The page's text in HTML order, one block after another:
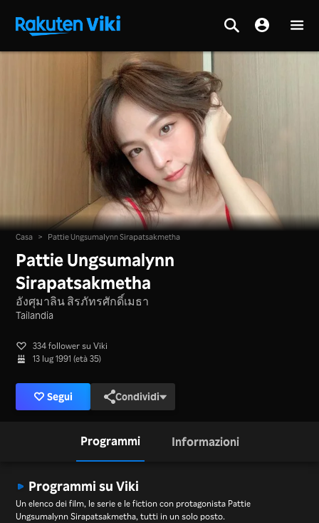
Casa > Pattie Ungsumalynn Sirapatsakmetha
Pattie Ungsumalynn
Sirapatsakmetha
อังศุมาลิน สิรภัทรศักดิ์เมธา
Tailandia
334 follower su Viki
13 lug 1991 (età 35)
Segui Condividi
Programmi Informazioni
Programmi su Viki
Un elenco dei film, le serie e le fiction con protagonista Pattie
Ungsumalynn Sirapatsakmetha, tutti in un solo posto.